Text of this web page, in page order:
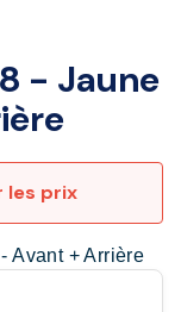
- Jaune
les prix
Avant + Arrière